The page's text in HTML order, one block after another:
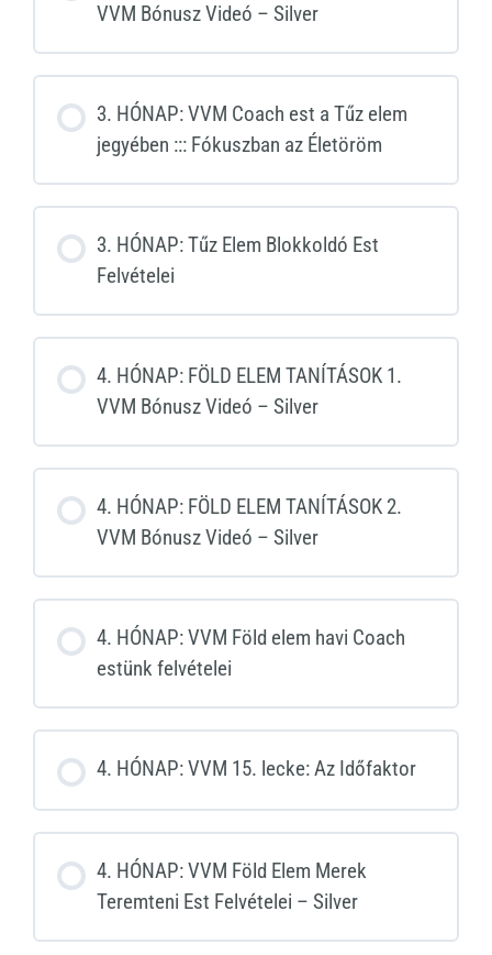
VVM Bónusz Videó – Silver
3. HÓNAP: VVM Coach est a Tűz elem
jegyében ::: Fókuszban az Életöröm
3. HÓNAP: Tűz Elem Blokkoldó Est
Felvételei
4. HÓNAP: FÖLD ELEM TANÍTÁSOK 1.
VVM Bónusz Videó – Silver
4. HÓNAP: FÖLD ELEM TANÍTÁSOK 2.
VVM Bónusz Videó – Silver
4. HÓNAP: VVM Föld elem havi Coach
estünk felvételei
4. HÓNAP: VVM 15. lecke: Az Időfaktor
4. HÓNAP: VVM Föld Elem Merek
Teremteni Est Felvételei – Silver